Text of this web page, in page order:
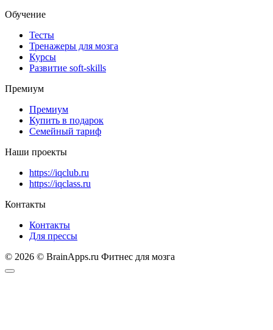
Обучение
Тесты
Тренажеры для мозга
Курсы
Развитие soft-skills
Премиум
Премиум
Купить в подарок
Семейный тариф
Наши проекты
https://iqclub.ru
https://iqclass.ru
Контакты
Контакты
Для прессы
© 2026 © BrainApps.ru Фитнес для мозга